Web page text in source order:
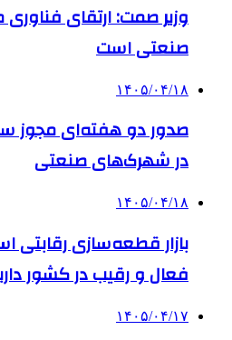
وزیر صمت: ارتقای
صنعتی است
۱۴۰۵/۰۴/۱۸
صدور دو هفته‌ای مجوز
در شهرک‌های صنعتی
۱۴۰۵/۰۴/۱۸
فعال و رقیب در کشور
۱۴۰۵/۰۴/۱۷